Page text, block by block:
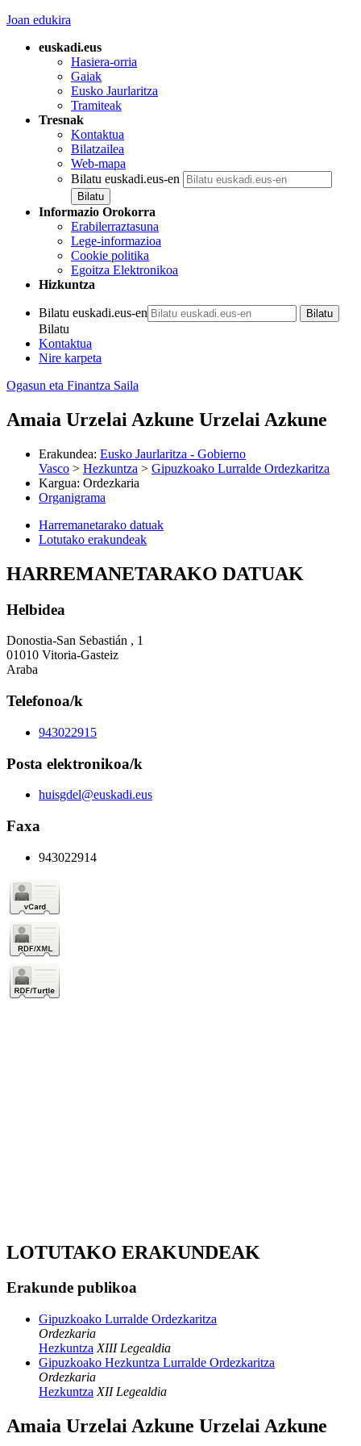
Joan edukira
euskadi.eus
Hasiera-orria
Gaiak
Eusko Jaurlaritza
Tramiteak
Tresnak
Kontaktua
Bilatzailea
Web-mapa
Bilatu euskadi.eus-en
Informazio Orokorra
Erabilerraztasuna
Lege-informazioa
Cookie politika
Egoitza Elektronikoa
Hizkuntza
Bilatu euskadi.eus-en
Bilatu
Kontaktua
Nire karpeta
Ogasun eta Finantza Saila
Amaia Urzelai Azkune Urzelai Azkune
Erakundea: Eusko Jaurlaritza - Gobierno
Vasco > Hezkuntza > Gipuzkoako Lurralde Ordezkaritza
Kargua: Ordezkaria
Organigrama
Harremanetarako datuak
Lotutako erakundeak
HARREMANETARAKO DATUAK
Helbidea
Donostia-San Sebastián , 1
01010 Vitoria-Gasteiz
Araba
Telefonoa/k
943022915
Posta elektronikoa/k
huisgdel@euskadi.eus
Faxa
943022914
LOTUTAKO ERAKUNDEAK
Erakunde publikoa
Gipuzkoako Lurralde Ordezkaritza
Ordezkaria
Hezkuntza XIII Legealdia
Gipuzkoako Hezkuntza Lurralde Ordezkaritza
Ordezkaria
Hezkuntza XII Legealdia
Amaia Urzelai Azkune Urzelai Azkune